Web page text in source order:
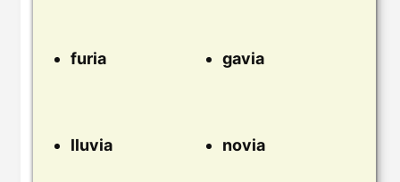
furia gavia
lluvia novia